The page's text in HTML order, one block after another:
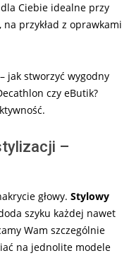
Ciebie idealne przy
przykład z oprawkami
jak stworzyć wygodny
czy eButik?
–
głowy. Stylowy
szyku każdej nawet
Wam szczególnie
na jednolite modele